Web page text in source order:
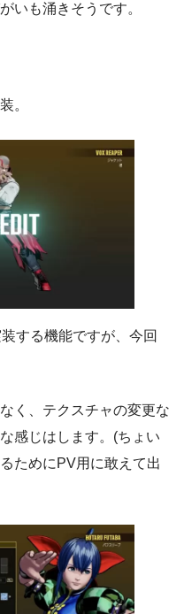
いも涌きそうです。
。
する機能ですが、今回
く、テクスチャの変更な
感じはします。(ちょい
ためにPV用に敢えて出